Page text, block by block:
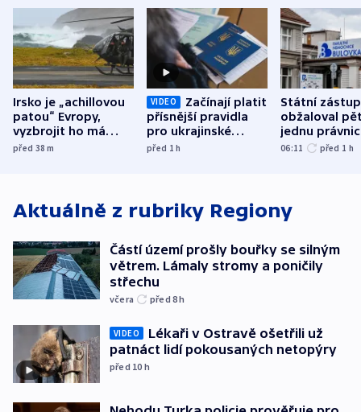
Irsko je „achillovou
patou“ Evropy,
vyzbrojit ho má
Francie
před 38m
VIDEO
Začínají platit
přísnější pravidla
pro ukrajinské
uprchlíky
před 1h
Státní
obžaloval
jednu
osobu v
06:11 před 1 h
Aktuálně z rubriky Regiony
Částí území prošly bouřky se silným
větrem. Lámaly stromy a poničily
střechu
včera před 8h
VIDEO
Lékaři v Ostravě ošetřili už
patnáct lidí pokousaných netopýry
před 10 h